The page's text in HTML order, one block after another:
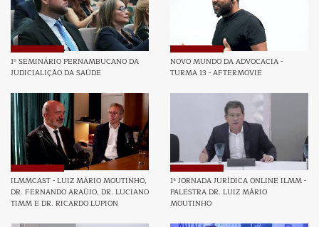
1º SEMINÁRIO PERNAMBUCANO DA
JUDICIALIÇÃO DA SAÚDE
NOVO MUNDO DA ADVOCACIA -
TURMA 13 - AFTERMOVIE
ILMMCAST - LUIZ MÁRIO MOUTINHO,
DR. FERNANDO ARAÚJO, DR. LUCIANO
TIMM E DR. RICARDO LUPION
1ª JORNADA JURÍDICA ONLINE ILMM -
PALESTRA DR. LUIZ MÁRIO
MOUTINHO